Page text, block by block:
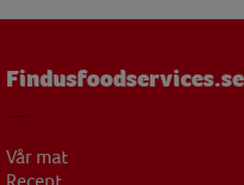
1,57 µg
Findusfoodservices.se
Vår mat